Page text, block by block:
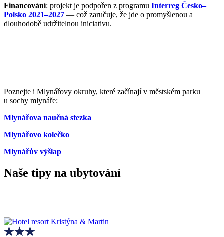
Financování: projekt je podpořen z programu Interreg Česko–
Polsko 2021–2027 — což zaručuje, že jde o promyšlenou a
dlouhodobě udržitelnou iniciativu.
Poznejte i Mlynářovy okruhy, které začínají v městském parku
u sochy mlynáře:
Mlynářova naučná stezka
Mlynářovo kolečko
Mlynářův výšlap
Naše tipy na ubytování